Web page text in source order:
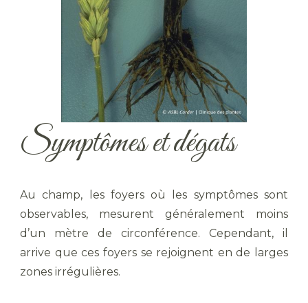
Symptômes et dégats
Au champ, les foyers où les symptômes sont
observables, mesurent généralement moins
d’un mètre de circonférence. Cependant, il
arrive que ces foyers se rejoignent en de larges
zones irrégulières.